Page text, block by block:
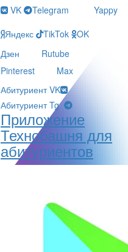
VK Telegram
Yappy
Яндекс
TikTok
OK
Дзен
Rutube
Pinterest
Max
Абитуриент VK
Абитуриент Tg
Приложение
Технобашня для
абитуриентов